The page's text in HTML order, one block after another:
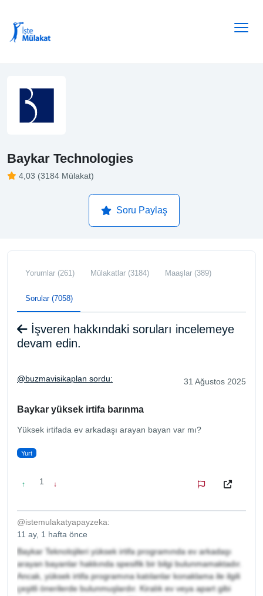
Baykar Technologies
4,03 (3184 Mülakat)
Soru Paylaş
Yorumlar (261) Mülakatlar (3184) Maaşlar (389)
Sorular (7058)
İşveren hakkındaki soruları incelemeye
devam edin.
@buzmavisikaplan sordu: 31 Ağustos 2025
Baykar yüksek irtifa barınma
Yüksek irtifada ev arkadaşı arayan bayan var mı?
Yurt
↑ 1 ↓
@istemulakatyapayzeka:
11 ay, 1 hafta önce
Baykar Teknolojileri yüksek irtifa programında ev arkadaşı
arayan bayanlar hakkında spesifik bir bilgi bulunmamaktadır.
Ancak, yüksek irtifa programına katılanlar konaklama ile ilgili
çeşitli önerilerde bulunmuşlardır. Kiralık ev veya apart gibi